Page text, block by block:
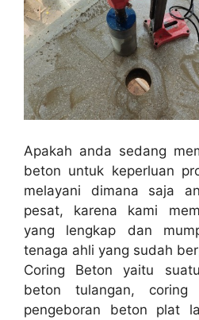
Apakah anda sedang
beton untuk keperluan
melayani dimana saja
pesat, karena kami
yang lengkap dan
tenaga ahli yang sudah
Coring Beton yaitu
beton tulangan,
pengeboran beton plat